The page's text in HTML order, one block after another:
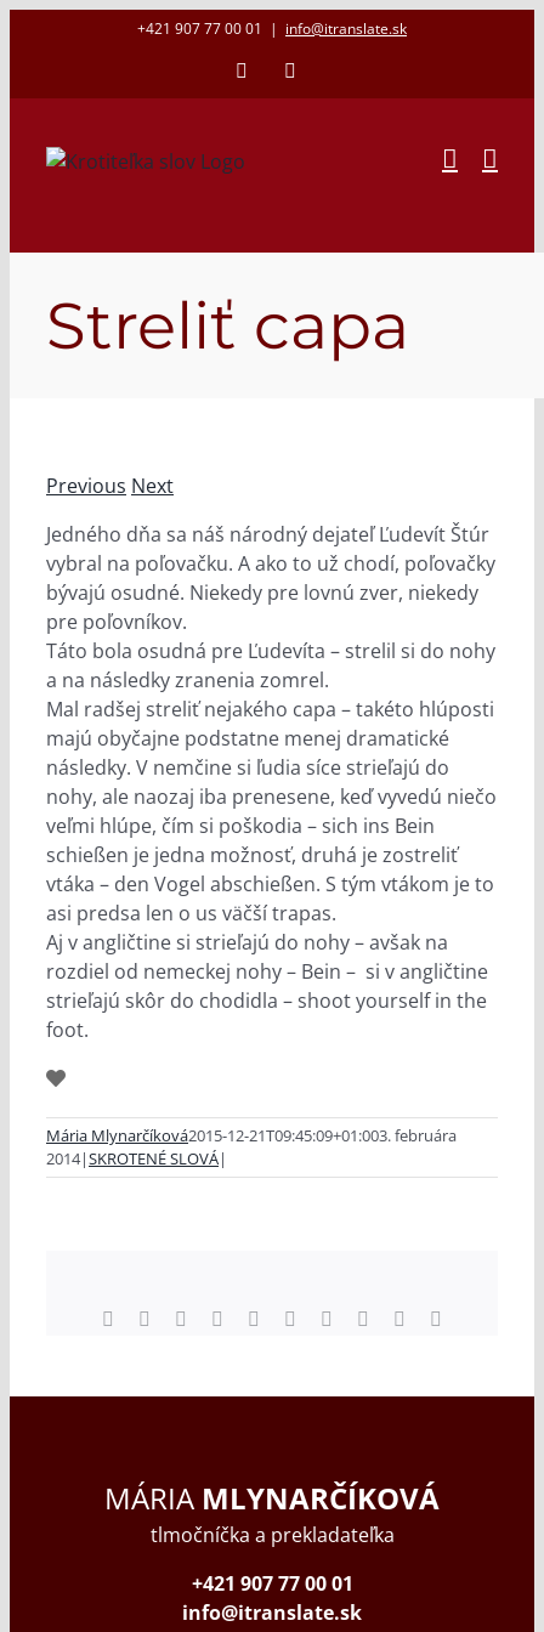
+421 907 77 00 01 | info@itranslate.sk
Facebook
Streliť capa
Previous Next
Jedného dňa sa náš národný dejateľ Ľudevít Štúr
vybral na poľovačku. A ako to už chodí, poľovačky
bývajú osudné. Niekedy pre lovnú zver, niekedy
pre poľovníkov.
Táto bola osudná pre Ľudevíta – strelil si do nohy
a na následky zranenia zomrel.
Mal radšej streliť nejakého capa – takéto hlúposti
majú obyčajne podstatne menej dramatické
následky. V nemčine si ľudia síce strieľajú do
nohy, ale naozaj iba prenesene, keď vyvedú niečo
veľmi hlúpe, čím si poškodia – sich ins Bein
schießen je jedna možnosť, druhá je zostreliť
vtáka – den Vogel abschießen. S tým vtákom je to
asi predsa len o us väčší trapas.
Aj v angličtine si strieľajú do nohy – avšak na
rozdiel od nemeckej nohy – Bein – si v angličtine
strieľajú skôr do chodidla – shoot yourself in the
foot.
Mária Mlynarčíková2015-12-21T09:45:09+01:003. februára
2014|SKROTENÉ SLOVÁ|
Facebook Reddit LinkedInWhatsApp
TumblrPinterest Xing
MÁRIA MLYNARČÍKOVÁ
tlmočníčka a prekladateľka
+421 907 77 00 01
info@itranslate.sk